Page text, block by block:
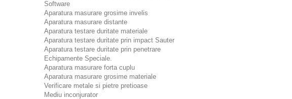
Software
Aparatura masurare grosime invelis
Aparatura masurare distante
Aparatura testare duritate materiale
Aparatura testare duritate prin impact Sauter
Aparatura testare duritate prin penetrare
Echipamente Speciale.
Aparatura masurare forta cuplu
Aparatura masurare grosime materiale
Verificare metale si pietre pretioase
Mediu inconjurator